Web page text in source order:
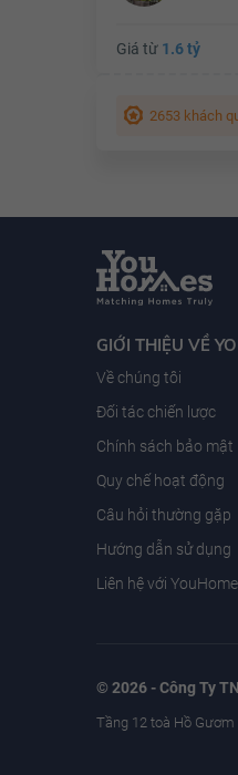
Giá từ 1.6 tỷ
2653 khách
GIỚI THIỆU VỀ
Về chúng tôi
Đối tác chiến lược
Chính sách bảo mật
Quy chế hoạt động
Câu hỏi thường gặp
Hướng dẫn sử dụng
Liên hệ với
© 2026 - Công Ty
Tầng 12 toà Hồ Gươm